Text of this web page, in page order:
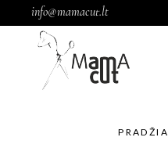
info@mamacut.lt
PRADŽIA